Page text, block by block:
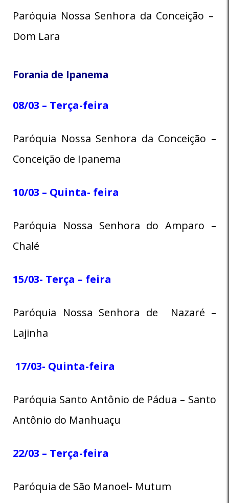
Paróquia Nossa Senhora da Conceição –
Dom Lara
Forania de Ipanema
08/03 – Terça-feira
Paróquia Nossa Senhora da Conceição –
Conceição de Ipanema
10/03 – Quinta- feira
Paróquia Nossa Senhora do Amparo –
Chalé
15/03- Terça – feira
Paróquia Nossa Senhora de Nazaré –
Lajinha
17/03- Quinta-feira
Paróquia Santo Antônio de Pádua – Santo
Antônio do Manhuaçu
22/03 – Terça-feira
Paróquia de São Manoel- Mutum